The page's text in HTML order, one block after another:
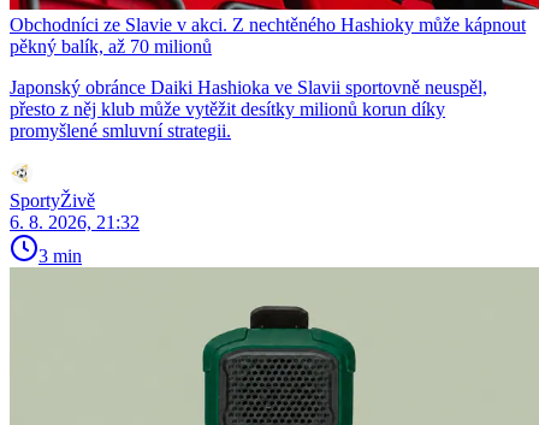
Obchodníci ze Slavie v akci. Z nechtěného Hashioky může kápnout
pěkný balík, až 70 milionů
Japonský obránce Daiki Hashioka ve Slavii sportovně neuspěl,
přesto z něj klub může vytěžit desítky milionů korun díky
promyšlené smluvní strategii.
SportyŽivě
6. 8. 2026, 21:32
3 min